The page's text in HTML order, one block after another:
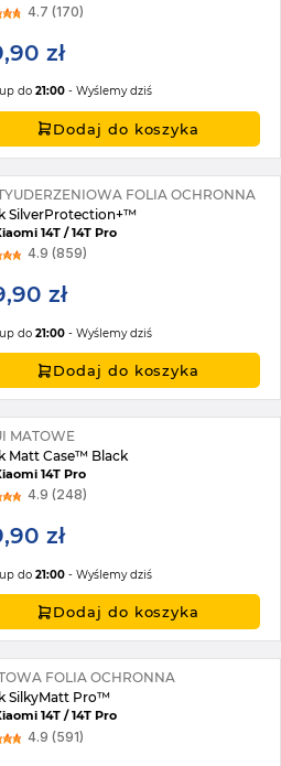
4.7 (170)
zł
do21:00 - Wyślemy dziś
Dodaj do koszyka
FOLIA OCHRONNA
SilverProtection+™
14T / 14T Pro
4.9 (859)
zł
do21:00 - Wyślemy dziś
Dodaj do koszyka
MATOWE
Matt Case™ Black
14T Pro
4.9 (248)
zł
do21:00 - Wyślemy dziś
Dodaj do koszyka
FOLIA OCHRONNA
SilkyMatt Pro™
14T / 14T Pro
4.9 (591)